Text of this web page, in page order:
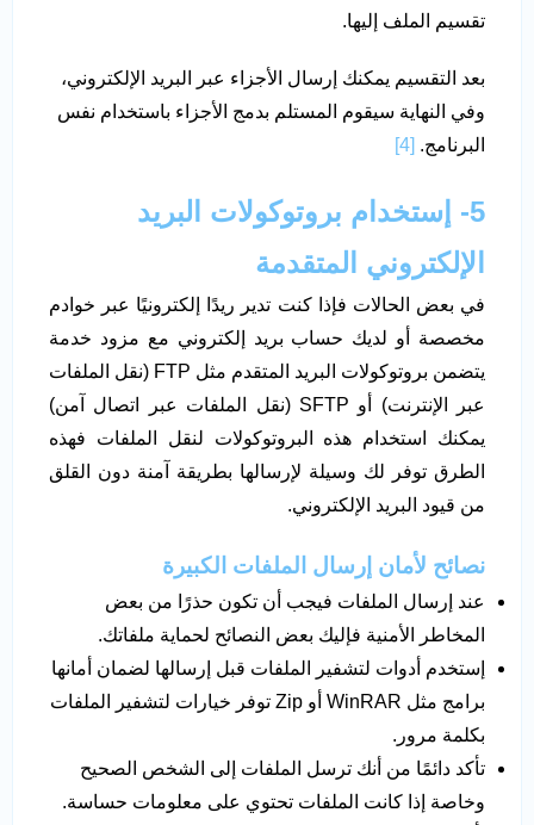
تقسيم الملف إليها.
بعد التقسيم يمكنك إرسال الأجزاء عبر البريد الإلكتروني،
وفي النهاية سيقوم المستلم بدمج الأجزاء باستخدام نفس
البرنامج.
5- إستخدام بروتوكولات البريد
الإلكتروني المتقدمة
في بعض الحالات فإذا كنت تدير ريدًا إلكترونيًا عبر خوادم
مخصصة أو لديك حساب بريد إلكتروني مع مزود خدمة
يتضمن بروتوكولات البريد المتقدم مثل FTP (نقل الملفات
عبر الإنترنت) أو SFTP (نقل الملفات عبر اتصال آمن)
يمكنك استخدام هذه البروتوكولات لنقل الملفات فهذه
الطرق توفر لك وسيلة لإرسالها بطريقة آمنة دون القلق
من قيود البريد الإلكتروني.
نصائح لأمان إرسال الملفات الكبيرة
عند إرسال الملفات فيجب أن تكون حذرًا من بعض
المخاطر الأمنية فإليك بعض النصائح لحماية ملفاتك.
إستخدم أدوات لتشفير الملفات قبل إرسالها لضمان أمانها
برامج مثل WinRAR أو Zip توفر خيارات لتشفير الملفات
بكلمة مرور.
تأكد دائمًا من أنك ترسل الملفات إلى الشخص الصحيح
وخاصة إذا كانت الملفات تحتوي على معلومات حساسة.